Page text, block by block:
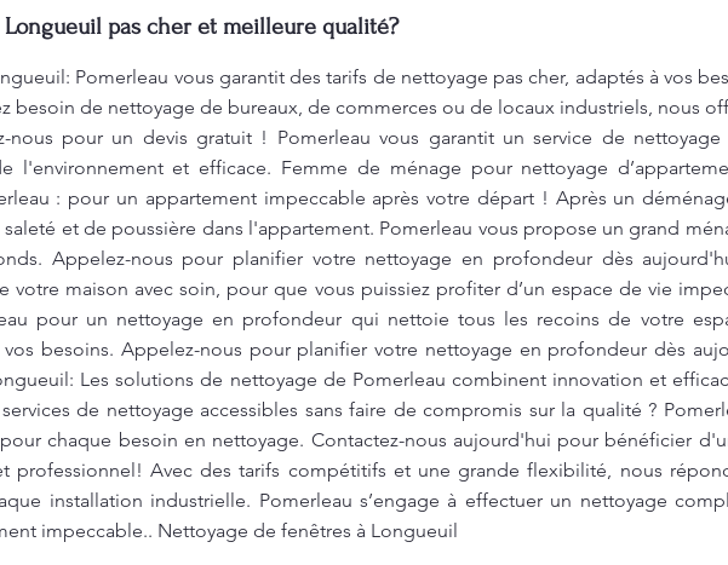
pas cher et meilleure qualité?
Pomerleau vous garantit des tarifs de nettoyage pas cher, adaptés à vos
besoin de nettoyage de bureaux, de commerces ou de locaux industriels, nous
nous pour un devis gratuit ! Pomerleau vous garantit un service de
l'environnement et efficace. Femme de ménage pour nettoyage
: pour un appartement impeccable après votre départ ! Après un
saleté et de poussière dans l'appartement. Pomerleau vous propose un grand
Appelez-nous pour planifier votre nettoyage en profondeur dès
votre maison avec soin, pour que vous puissiez profiter d’un espace de vie
pour un nettoyage en profondeur qui nettoie tous les recoins de votre
vos besoins. Appelez-nous pour planifier votre nettoyage en profondeur dès
Les solutions de nettoyage de Pomerleau combinent innovation et
de nettoyage accessibles sans faire de compromis sur la qualité ?
chaque besoin en nettoyage. Contactez-nous aujourd'hui pour bénéficier
professionnel! Avec des tarifs compétitifs et une grande flexibilité, nous
installation industrielle. Pomerleau s’engage à effectuer un nettoyage
impeccable.. Nettoyage de fenêtres à Longueuil